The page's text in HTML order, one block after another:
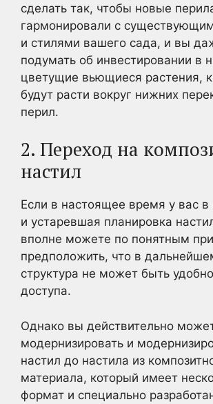
сделать так, чтобы новые
гармонировали с
и стилями вашего сада, и вы
подумать об инвестировании в
цветущие вьющиеся растения,
будут расти вокруг нижних
перил.
2. Переход на
настил
Если в настоящее время у вас в
и устаревшая планировка
вполне можете по понятным
предположить, что в
структура не может быть
доступа.
Однако вы действительно
модернизировать и
настил до настила из
материала, который имеет
формат и специально